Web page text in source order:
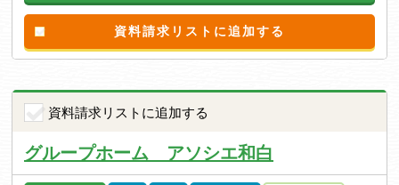
資料請求リストに追加する
資料請求リストに追加する
グループホーム アソシエ和白